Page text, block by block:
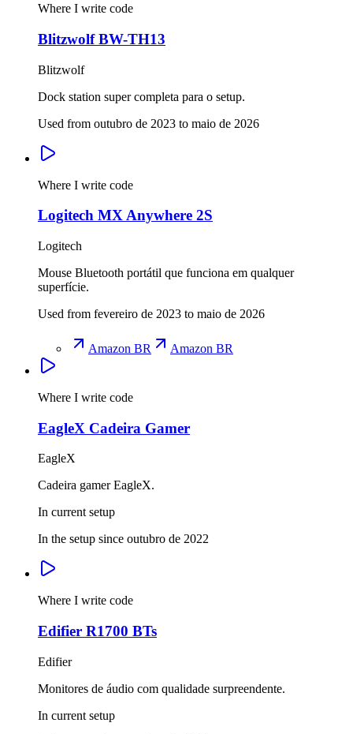
Where I write code
Blitzwolf BW-TH13
Blitzwolf
Dock station super completa para o setup.
Used from outubro de 2023 to maio de 2026
Where I write code
Logitech MX Anywhere 2S
Logitech
Mouse Bluetooth portátil que funciona em qualquer
superfície.
Used from fevereiro de 2023 to maio de 2026
Amazon BR Amazon BR
Where I write code
EagleX Cadeira Gamer
EagleX
Cadeira gamer EagleX.
In current setup
In the setup since outubro de 2022
Where I write code
Edifier R1700 BTs
Edifier
Monitores de áudio com qualidade surpreendente.
In current setup